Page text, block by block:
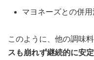
マヨネーズとの併
このように、他の調味
スも崩れず継続的に安